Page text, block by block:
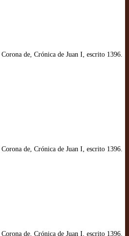
de, Crónica de Juan I, escrito 1396.
de, Crónica de Juan I, escrito 1396.
de, Crónica de Juan I, escrito 1396.